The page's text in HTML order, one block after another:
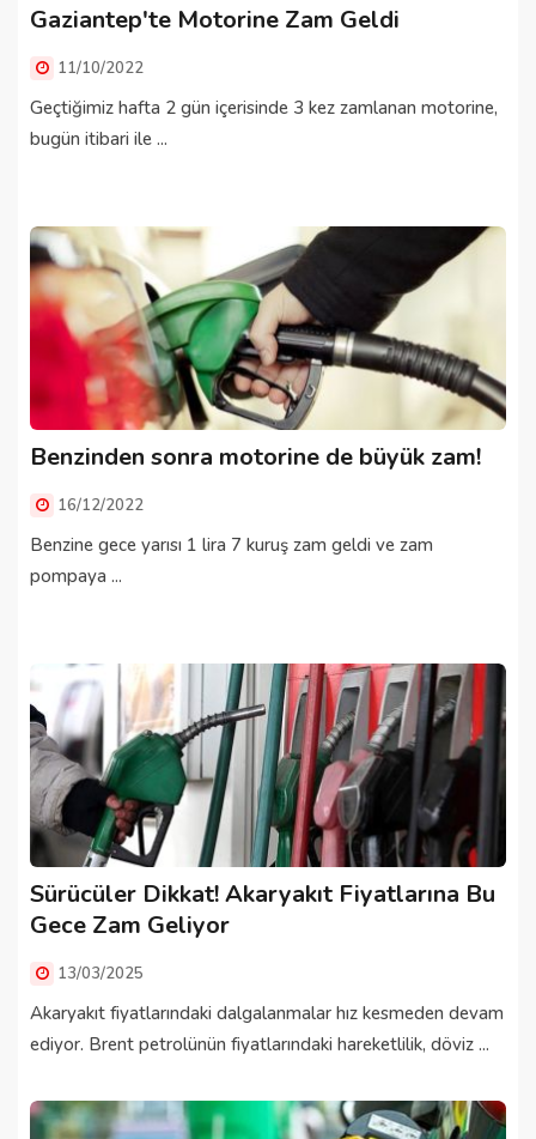
Gaziantep'te Motorine Zam Geldi
11/10/2022
Geçtiğimiz hafta 2 gün içerisinde 3 kez zamlanan motorine,
bugün itibari ile ...
Benzinden sonra motorine de büyük zam!
16/12/2022
Benzine gece yarısı 1 lira 7 kuruş zam geldi ve zam
pompaya ...
Sürücüler Dikkat! Akaryakıt Fiyatlarına Bu
Gece Zam Geliyor
13/03/2025
Akaryakıt fiyatlarındaki dalgalanmalar hız kesmeden devam
ediyor. Brent petrolünün fiyatlarındaki hareketlilik, döviz ...